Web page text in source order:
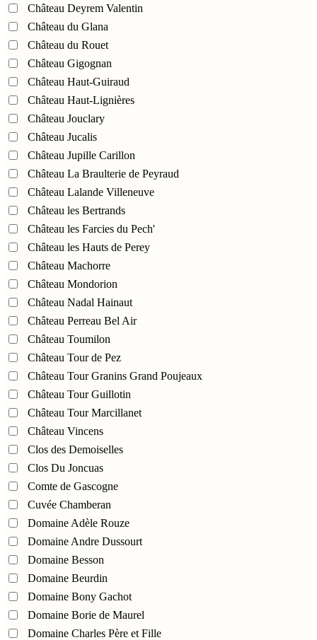
Château Deyrem Valentin
Château du Glana
Château du Rouet
Château Gigognan
Château Haut-Guiraud
Château Haut-Lignières
Château Jouclary
Château Jucalis
Château Jupille Carillon
Château La Braulterie de Peyraud
Château Lalande Villeneuve
Château les Bertrands
Château les Farcies du Pech'
Château les Hauts de Perey
Château Machorre
Château Mondorion
Château Nadal Hainaut
Château Perreau Bel Air
Château Toumilon
Château Tour de Pez
Château Tour Granins Grand Poujeaux
Château Tour Guillotin
Château Tour Marcillanet
Château Vincens
Clos des Demoiselles
Clos Du Joncuas
Comte de Gascogne
Cuvée Chamberan
Domaine Adèle Rouze
Domaine Andre Dussourt
Domaine Besson
Domaine Beurdin
Domaine Bony Gachot
Domaine Borie de Maurel
Domaine Charles Père et Fille